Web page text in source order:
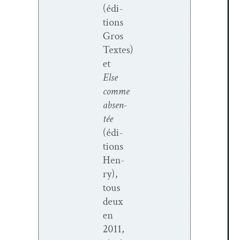
(édi­
tions
Gros
Textes)
et
Else
comme
absen­
tée
(édi­
tions
Hen­
ry),
tous
deux
en
2011,